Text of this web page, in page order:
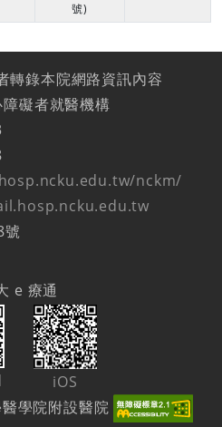
號)
轉錄本院網路資訊內容
礙者就醫機構
nckm/
號
e 療通
iOS
學院附設醫院